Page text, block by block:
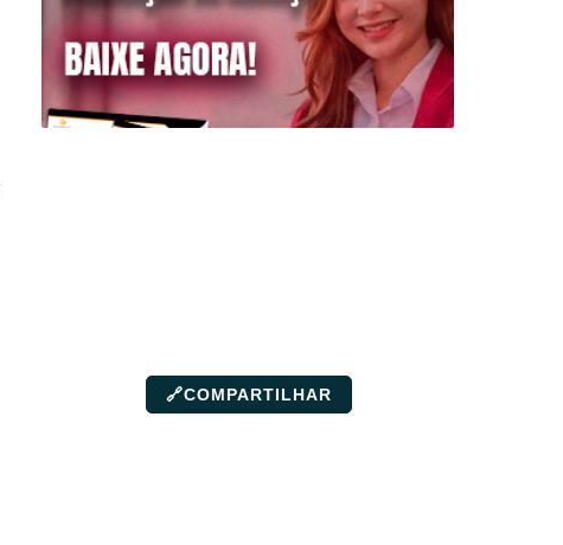
🔗COMPARTILHAR